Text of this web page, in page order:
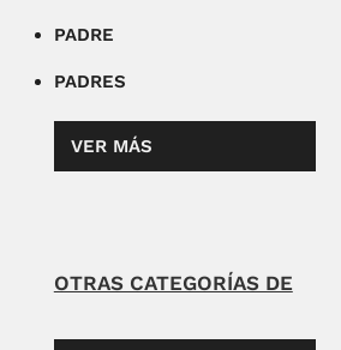
PADRE
PADRES
VER MÁS
OTRAS CATEGORÍAS DE